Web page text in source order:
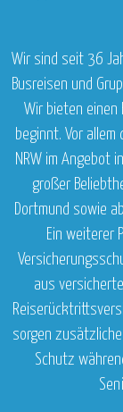
Wir sind seit 36
Busreisen und
Wir bieten
beginnt. Vor
NRW im Angebot
großer
Dortmund sowie
Ein weiterer
aus
sorgen
Schutz